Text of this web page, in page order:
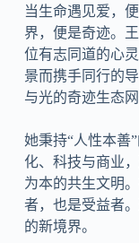
当生命遇见爱，
界，便是奇迹。
位有志同道的心
景而携手同行的
与光的奇迹生态网
她秉持“人性本善
化、科技与商业
为本的共生文明
者，也是受益者
的新境界。